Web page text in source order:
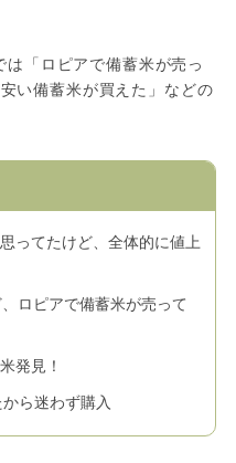
「ロピアで備蓄米が売っ
い備蓄米が買えた」などの
ってたけど、全体的に値上
ロピアで備蓄米が売って
発見！
ら迷わず購入